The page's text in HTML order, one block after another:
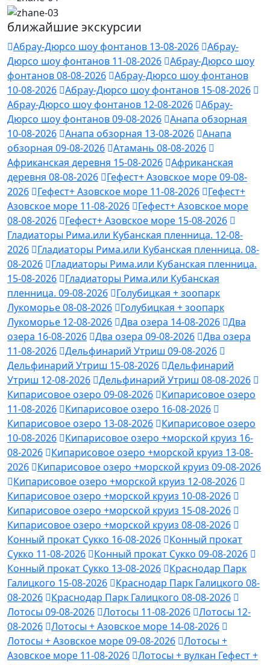
ближайшие экскурсии
Абрау-Дюрсо шоу фонтанов 13-08-2026
Абрау-
Дюрсо шоу фонтанов 11-08-2026
Абрау-Дюрсо шоу
фонтанов 08-08-2026
Абрау-Дюрсо шоу фонтанов
10-08-2026
Абрау-Дюрсо шоу фонтанов 15-08-2026
Абрау-Дюрсо шоу фонтанов 12-08-2026
Абрау-
Дюрсо шоу фонтанов 09-08-2026
Анапа обзорная
10-08-2026
Анапа обзорная 13-08-2026
Анапа
обзорная 09-08-2026
Атамань 08-08-2026
Африканская деревня 15-08-2026
Африканская
деревня 08-08-2026
Гефест+ Азовское море 09-08-
2026
Гефест+ Азовское море 11-08-2026
Гефест+
Азовское море 11-08-2026
Гефест+ Азовское море
08-08-2026
Гефест+ Азовское море 15-08-2026
Гладиаторы Рима.или Кубанская пленница. 12-08-
2026
Гладиаторы Рима.или Кубанская пленница. 08-
08-2026
Гладиаторы Рима.или Кубанская пленница.
15-08-2026
Гладиаторы Рима.или Кубанская
пленница. 09-08-2026
Голубицкая + зоопарк
Лукоморье 08-08-2026
Голубицкая + зоопарк
Лукоморье 12-08-2026
Два озера 14-08-2026
Два
озера 16-08-2026
Два озера 09-08-2026
Два озера
11-08-2026
Дельфинарий Утриш 09-08-2026
Дельфинарий Утриш 15-08-2026
Дельфинарий
Утриш 12-08-2026
Дельфинарий Утриш 08-08-2026
Кипарисовое озеро 09-08-2026
Кипарисовое озеро
11-08-2026
Кипарисовое озеро 16-08-2026
Кипарисовое озеро 13-08-2026
Кипарисовое озеро
10-08-2026
Кипарисовое озеро +морской круиз 16-
08-2026
Кипарисовое озеро +морской круиз 13-08-
2026
Кипарисовое озеро +морской круиз 09-08-2026
Кипарисовое озеро +морской круиз 12-08-2026
Кипарисовое озеро +морской круиз 10-08-2026
Кипарисовое озеро +морской круиз 15-08-2026
Кипарисовое озеро +морской круиз 08-08-2026
Конный прокат Сукко 16-08-2026
Конный прокат
Сукко 11-08-2026
Конный прокат Сукко 09-08-2026
Конный прокат Сукко 13-08-2026
Краснодар Парк
Галицкого 15-08-2026
Краснодар Парк Галицкого 08-
08-2026
Краснодар Парк Галицкого 08-08-2026
Лотосы 09-08-2026
Лотосы 11-08-2026
Лотосы 12-
08-2026
Лотосы + Азовское море 14-08-2026
Лотосы + Азовское море 09-08-2026
Лотосы +
Азовское море 11-08-2026
Лотосы + вулкан Гефест +